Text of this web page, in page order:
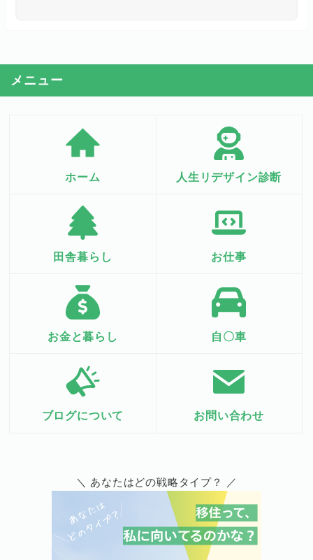
メニュー
ホーム 人生リデザイン診断
田舎暮らし お仕事
お金と暮らし 自〇車
ブログについて お問い合わせ
＼ あなたはどの戦略タイプ？ ／